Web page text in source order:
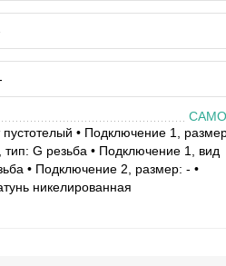
• Подключение 1,
G резьба • Подключение 1, вид
• Подключение 2, размер: - •
никелированная